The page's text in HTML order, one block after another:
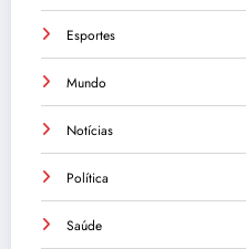
Esportes
Mundo
Notícias
Política
Saúde